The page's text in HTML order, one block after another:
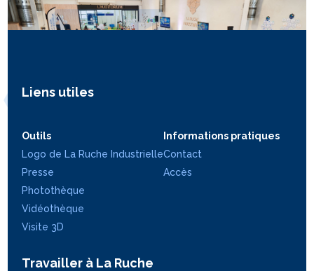
Liens utiles
Outils
Logo de La Ruche Industrielle
Presse
Photothèque
Vidéothèque
Visite 3D
Informations pratiques
Contact
Accès
Travailler à La Ruche